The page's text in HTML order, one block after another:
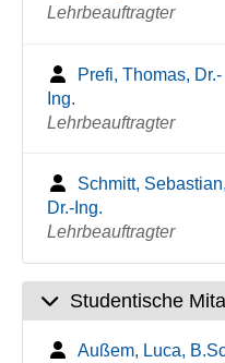
Lehrbeauftragter
Prefi, Thomas, Dr.-
Ing.
Lehrbeauftragter
Schmitt, Sebastian,
Dr.-Ing.
Lehrbeauftragter
Studentische
Außem, Luca,